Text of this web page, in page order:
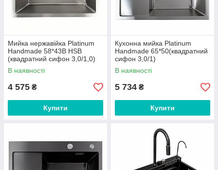
Мийка нержавійка Platinum
Handmade 58*43B HSB
(квадратний сифон 3,0/1,0)
В наявності
4 575 ₴
Купити
Кухонна мийка Platinum
Handmade 65*50(квадратний
сифон 3,0/1)
В наявності
5 734 ₴
Купити